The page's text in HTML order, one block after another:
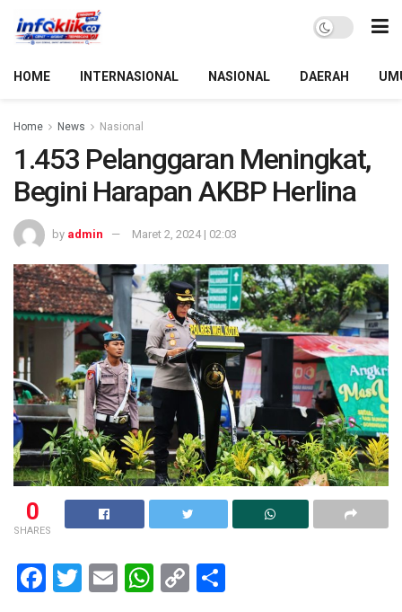
HOME INTERNASIONAL NASIONAL DAERAH
Home News Nasional
1.453 Pelanggaran Meningkat,
Begini Harapan AKBP Herlina
by admin Maret 2, 2024 | 02:03
0
SHARES
F
T
E
W C